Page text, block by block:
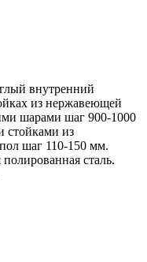
внутренний
из нержавеющей
шарами шаг 900-1000
стойками из
шаг 110-150 мм.
сталь.